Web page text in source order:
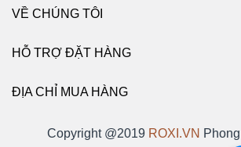
VỀ CHÚNG TÔI
HỖ TRỢ ĐẶT HÀNG
ĐỊA CHỈ MUA HÀNG
Copyright @2019 ROXI.VN